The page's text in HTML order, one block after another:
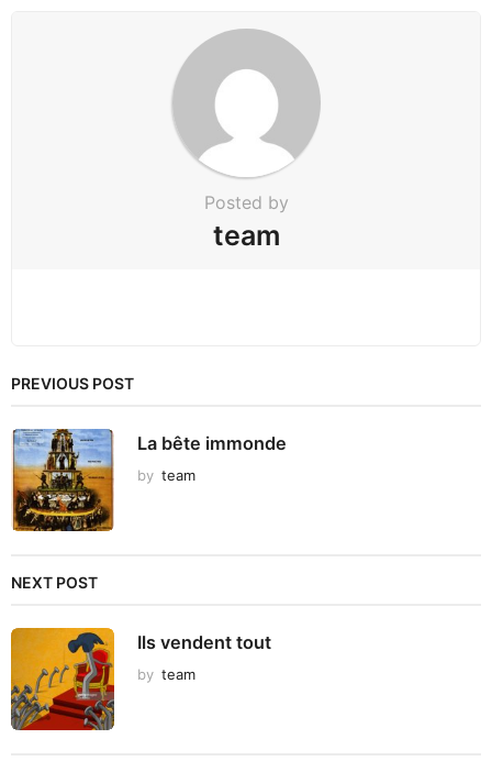
Posted by
team
PREVIOUS POST
La bête immonde
by team
NEXT POST
Ils vendent tout
by team